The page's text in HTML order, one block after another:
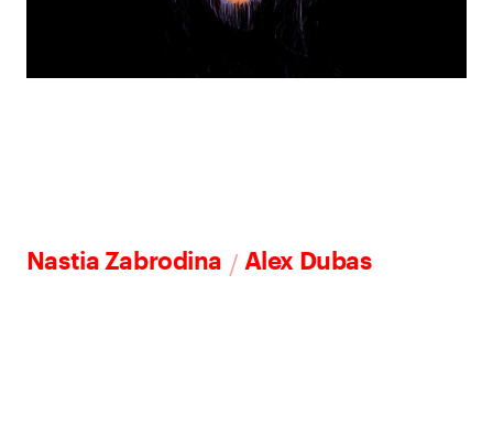
Nastia Zabrodina / Alex Dubas